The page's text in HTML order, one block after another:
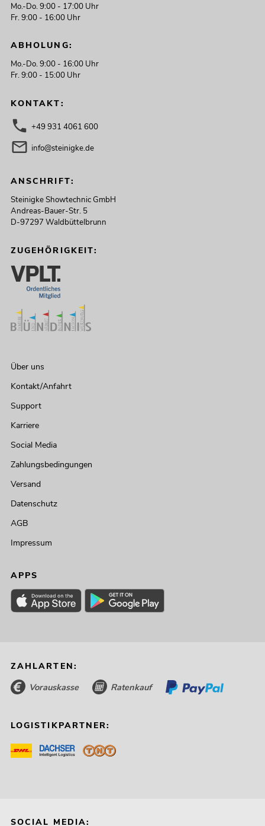
Mo.-Do. 9:00 - 17:00 Uhr
Fr. 9:00 - 16:00 Uhr
ABHOLUNG:
Mo.-Do. 9:00 - 16:00 Uhr
Fr. 9:00 - 15:00 Uhr
KONTAKT:
+49 931 4061 600
info@steinigke.de
ANSCHRIFT:
Steinigke Showtechnic GmbH
Andreas-Bauer-Str. 5
D-97297 Waldbüttelbrunn
ZUGEHÖRIGKEIT:
Über uns
Kontakt/Anfahrt
Support
Karriere
Social Media
Zahlungsbedingungen
Versand
Datenschutz
AGB
Impressum
APPS
ZAHLARTEN:
Vorauskasse Ratenkauf
LOGISTIKPARTNER:
SOCIAL MEDIA: